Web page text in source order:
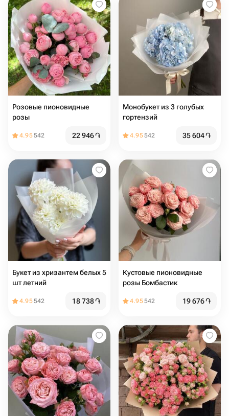
Розовые пионовидные
розы
4.95542 22 946֏
Монобукет из 3 голубых
гортензий
4.95542 35 604֏
Букет из хризантем белых 5
шт летний
4.95542 18 738֏
Кустовые пионовидные
розы Бомбастик
4.95542 19 676֏